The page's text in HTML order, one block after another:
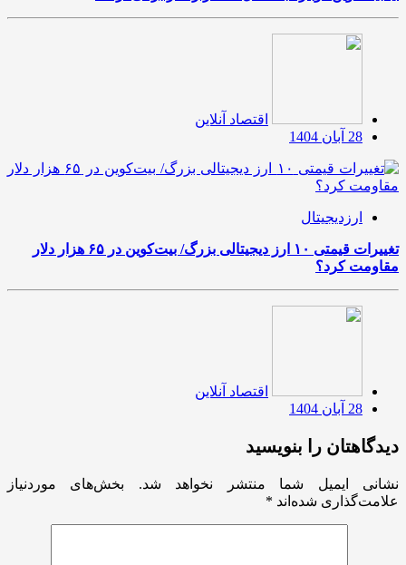
اقتصاد آنلاین
28 آبان 1404
ارزدیجیتال
تغییرات قیمتی ۱۰ ارز دیجیتالی بزرگ/ بیت‌کوین در ۶۵ هزار دلار
مقاومت کرد؟
اقتصاد آنلاین
28 آبان 1404
دیدگاهتان را بنویسید
نشانی ایمیل شما منتشر نخواهد شد.
بخش‌های موردنیاز
علامت‌گذاری شده‌اند *